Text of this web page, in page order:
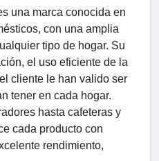
una marca conocida en
con una amplia
tipo de hogar. Su
el uso eficiente de la
cliente le han valido ser
tener en cada hogar.
hasta cafeteras y
cada producto con
rendimiento,